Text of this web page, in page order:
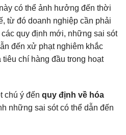
có thể ảnh hưởng đến thời
từ đó doanh nghiệp cần phải
quy định mới, những sai sót
đến xử phạt nghiêm khắc
chí hàng đầu trong hoạt
chú ý đến quy định về hóa
những sai sót có thể dẫn đến